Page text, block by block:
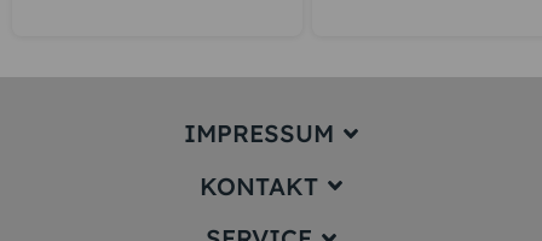
IMPRESSUM
Impressum
KONTAKT